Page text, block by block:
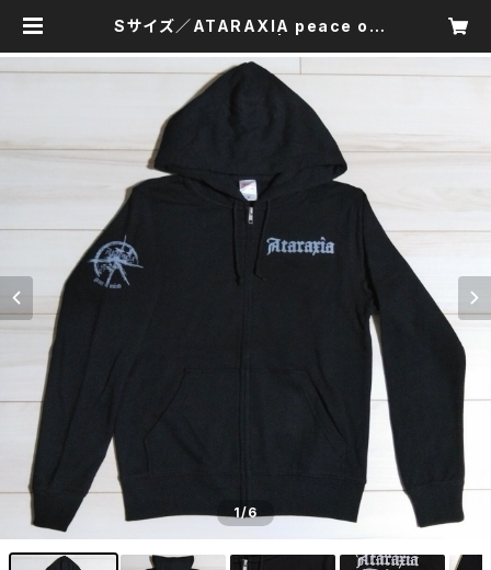
Sサイズ／ATARAXIA peace of
製作所／Kunimatsu Print Manu
factory
1/6